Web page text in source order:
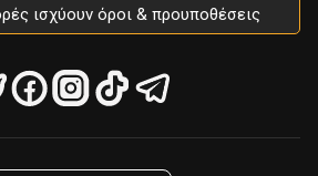
ισχύουν όροι & προυποθέσεις